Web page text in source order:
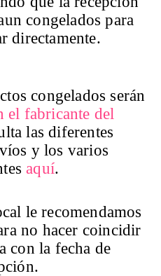
congelados para
directamente.
congelados serán
el fabricante del
las diferentes
y los varios
aquí.
le recomendamos
no hacer coincidir
con la fecha de